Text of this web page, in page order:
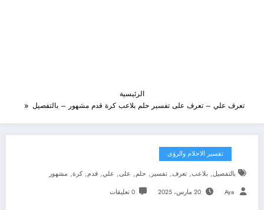
الرئيسية
تعرف علي – تعرف على تفسير حلم بلاعب كرة قدم مشهور – بالتفصيل
تفسير الاحلام والرؤى
بالتفصيل, بلاعب, تعرف, تفسير , حلم, على, علي, قدم,كرة, مشهور
Aya 20 مارس، 2025 0 تعليقات